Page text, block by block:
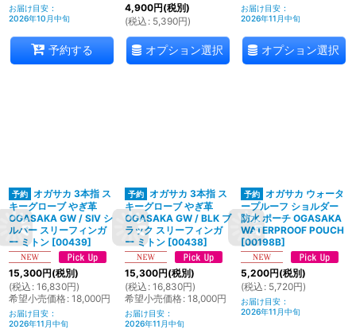
お届け目安 :
2026年10月中旬
予約する
4,900円(税別)
(税込 : 5,390円)
オプション選択
お届け目安 :
2026年11月中旬
オプション選択
オガサカ 3本指 ス
キーグローブ やぎ革
OGASAKA GW / SIV シ
ルバー スリーフィンガ
ー ミトン [00439]
15,300円(税別)
(税込 : 16,830円)
希望小売価格: 18,000円
お届け目安 :
2026年11月中旬
オガサカ 3本指 ス
キーグローブ やぎ革
OGASAKA GW / BLK ブ
ラック スリーフィンガ
ー ミトン [00438]
15,300円(税別)
(税込 : 16,830円)
希望小売価格: 18,000円
お届け目安 :
2026年11月中旬
オガサカ ウォータ
ープルーフ ショルダー
防水 ポーチ OGASAKA
WATERPROOF POUCH
[00198B]
5,200円(税別)
(税込 : 5,720円)
お届け目安 :
2026年11月中旬